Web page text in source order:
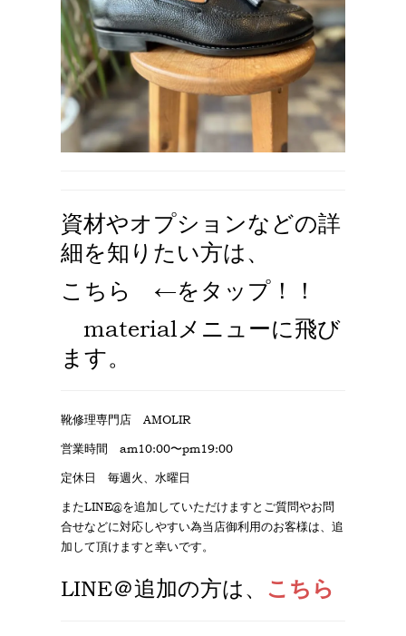
資材やオプションなどの詳
細を知りたい方は、
こちら
←をタップ！！
materialメニューに飛び
ます。
靴修理専門店 AMOLIR
営業時間 am10:00〜pm19:00
定休日 毎週火、水曜日
またLINE@を追加していただけますとご質問やお問
合せなどに対応しやすい為当店御利用のお客様は、追
加して頂けますと幸いです。
LINE＠追加の方は、 こちら